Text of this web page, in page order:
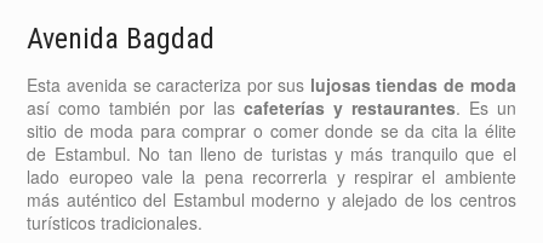
Avenida Bagdad
Esta avenida se caracteriza por sus lujosas tiendas de moda
así como también por las cafeterías y restaurantes. Es un
sitio de moda para comprar o comer donde se da cita la élite
de Estambul. No tan lleno de turistas y más tranquilo que el
lado europeo vale la pena recorrerla y respirar el ambiente
más auténtico del Estambul moderno y alejado de los centros
turísticos tradicionales.